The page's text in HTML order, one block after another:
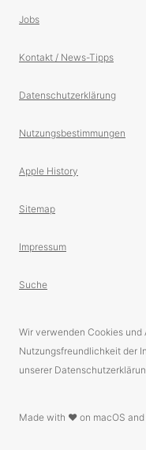
Jobs
Kontakt / News-Tipps
Datenschutzerklärung
Nutzungsbestimmungen
Apple History
Sitemap
Impressum
Suche
Wir verwenden Cookies und
Nutzungsfreundlichkeit der
unserer
Made with ❤️ on macOS